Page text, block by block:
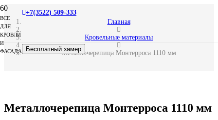
ВСЕ
ДЛЯ
КРОВЛИ
И
ФАСАДА
+7(3522) 509-333
Бесплатный замер
Главная
Кровельные материалы
Металлочерепица Монтерроса 1110 мм
Металлочерепица Монтерроса 1110 мм